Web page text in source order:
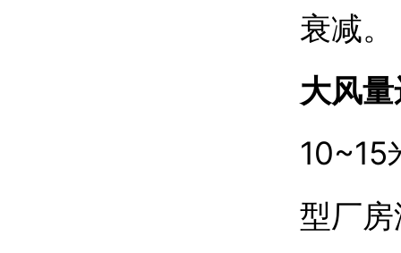
衰减。
大风
10~15
型厂